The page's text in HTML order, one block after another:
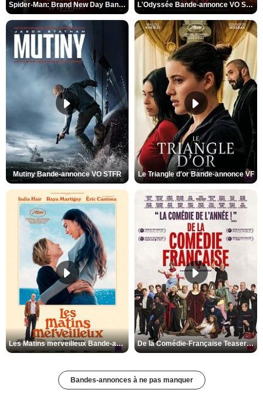
Spider-Man: Brand New Day Bande-annonce VO STFR L'Odyssée Bande-annonce VO STFR
Mutiny Bande-annonce VO STFR Le Triangle d'or Bande-annonce VF
Les Matins merveilleux Bande-annonce VF De la Comédie-Française Teaser VF
Bandes-annonces à ne pas manquer